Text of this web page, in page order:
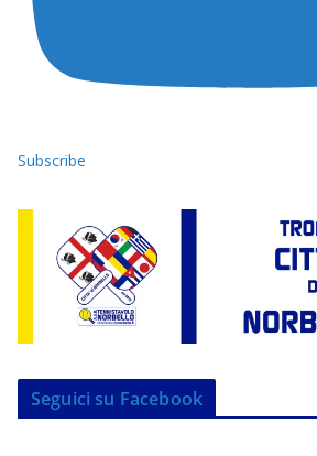
Subscribe
Seguici su Facebook